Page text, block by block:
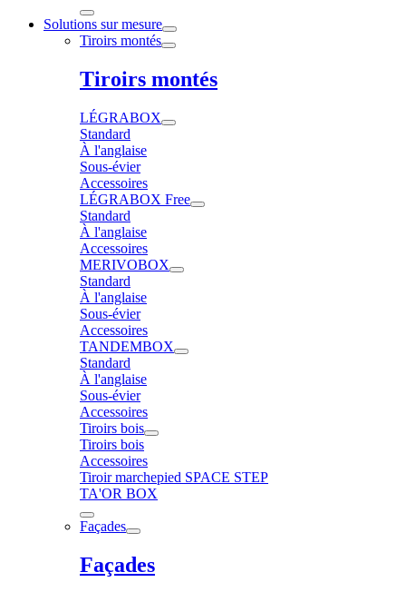
Solutions sur mesure
Tiroirs montés
Tiroirs montés
LÉGRABOX
Standard
À l'anglaise
Sous-évier
Accessoires
LÉGRABOX Free
Standard
À l'anglaise
Accessoires
MERIVOBOX
Standard
À l'anglaise
Sous-évier
Accessoires
TANDEMBOX
Standard
À l'anglaise
Sous-évier
Accessoires
Tiroirs bois
Tiroirs bois
Accessoires
Tiroir marchepied SPACE STEP
TA'OR BOX
Façades
Façades